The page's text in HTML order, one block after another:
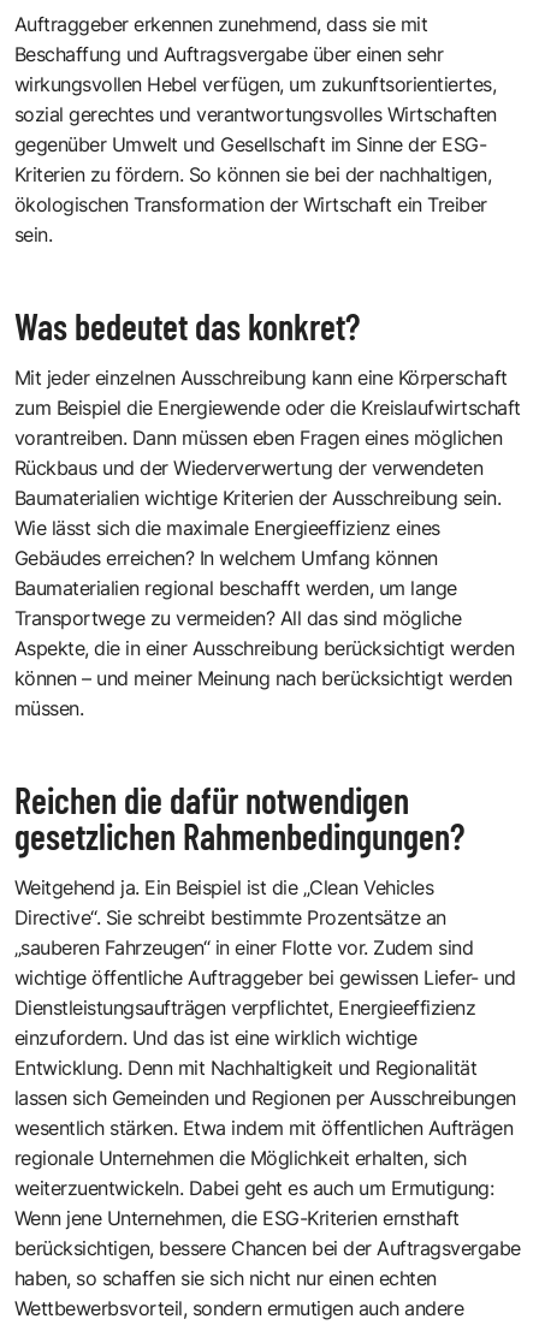
Auftraggeber erkennen zunehmend, dass sie mit
Beschaffung und Auftragsvergabe über einen sehr
wirkungsvollen Hebel verfügen, um zukunftsorientiertes,
sozial gerechtes und verantwortungsvolles Wirtschaften
gegenüber Umwelt und Gesellschaft im Sinne der ESG-
Kriterien zu fördern. So können sie bei der nachhaltigen,
ökologischen Transformation der Wirtschaft ein Treiber
sein.
Was bedeutet das konkret?
Mit jeder einzelnen Ausschreibung kann eine Körperschaft
zum Beispiel die Energiewende oder die Kreislaufwirtschaft
­vorantreiben. Dann müssen eben Fragen eines möglichen
Rückbaus und der Wiederverwertung der verwendeten
Baumaterialien wichtige Kriterien der Ausschreibung sein.
Wie lässt sich die maximale Energieeffizienz eines
Gebäudes erreichen? In welchem Umfang können
Baumaterialien regional beschafft werden, um lange
Transportwege zu vermeiden? All das sind mögliche
Aspekte, die in einer Ausschreibung berücksichtigt werden
können – und meiner Meinung nach berücksichtigt werden
müssen.
Reichen die dafür notwendigen
gesetzlichen Rahmenbedingungen?
Weitgehend ja. Ein Beispiel ist die „Clean Vehicles
Directive“. Sie schreibt bestimmte Prozentsätze an
„sauberen Fahrzeugen“ in einer Flotte vor. Zudem sind
wichtige öffentliche Auftraggeber bei gewissen Liefer- und
Dienstleistungsaufträgen verpflichtet, Energie­effizienz
einzufordern. Und das ist eine wirklich wichtige
Entwicklung. Denn mit Nachhaltigkeit und Regionalität
lassen sich Gemeinden und Regionen per Ausschreibungen
wesentlich ­stärken. Etwa indem mit öffentlichen Aufträgen
regionale Unternehmen die Möglichkeit erhalten, sich
weiterzuentwickeln. Dabei geht es auch um Ermutigung:
Wenn jene Unternehmen, die ESG-Kriterien ernsthaft
berücksichtigen, bessere Chancen bei der Auftragsvergabe
haben, so schaffen sie sich nicht nur einen echten
Wettbewerbsvorteil, sondern ermutigen auch andere